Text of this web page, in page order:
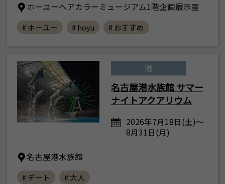
ホーユーヘアカラーミュージアム1階企画展示室
# ホーユー # hoyu # おすすめ
港
名古屋港水族館 サマー
ナイトアクアリウム
2026年7月18日(土)～
8月31日(月)
名古屋港水族館
# デート # 大人